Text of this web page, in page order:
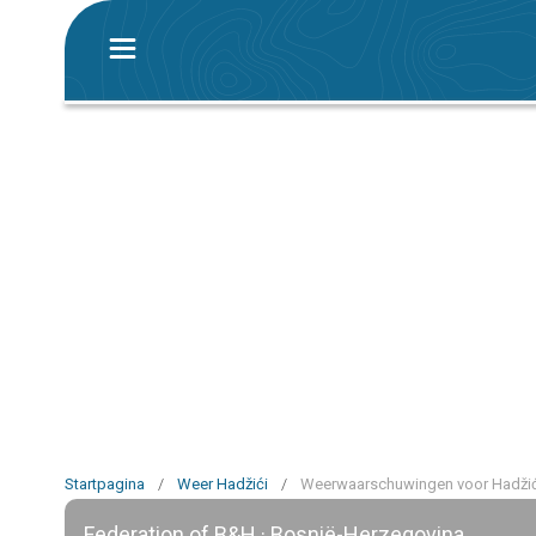
Startpagina / Weer Hadžići / Weerwaarschuwingen voor